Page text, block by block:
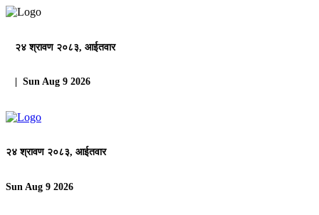
२४ श्रावण २०८३, आईतवार
| Sun Aug 9 2026
२४ श्रावण २०८३, आईतवार
Sun Aug 9 2026